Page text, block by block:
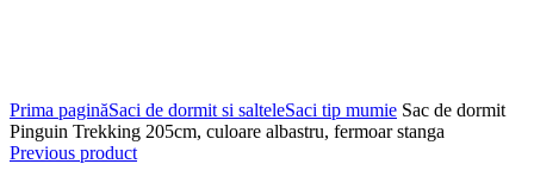
Prima paginăSaci de dormit si salteleSaci tip mumie Sac de dormit
Pinguin Trekking 205cm, culoare albastru, fermoar stanga
Previous product